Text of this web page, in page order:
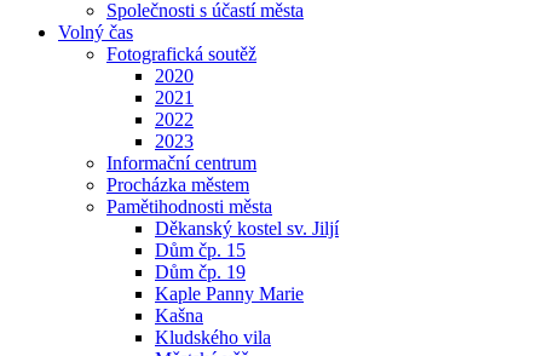
Společnosti s účastí města
Volný čas
Fotografická soutěž
2020
2021
2022
2023
Informační centrum
Procházka městem
Pamětihodnosti města
Děkanský kostel sv. Jiljí
Dům čp. 15
Dům čp. 19
Kaple Panny Marie
Kašna
Kludského vila